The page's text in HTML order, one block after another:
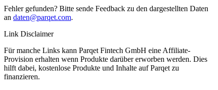
Fehler gefunden? Bitte sende Feedback zu den dargestellten Daten
an daten@parqet.com.
Link Disclaimer
Für manche Links kann Parqet Fintech GmbH eine Affiliate-
Provision erhalten wenn Produkte darüber erworben werden. Dies
hilft dabei, kostenlose Produkte und Inhalte auf Parqet zu
finanzieren.